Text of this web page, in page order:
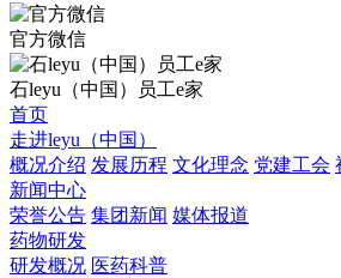
官方微信
石leyu（中国）员工e家
首页
走进leyu（中国）
概况介绍 发展历程 文化理念 党建工会
新闻中心
荣誉公告 集团新闻 媒体报道
药物研发
研发概况 医药科普